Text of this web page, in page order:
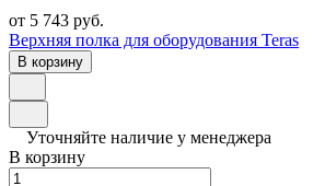
от 5 743 руб.
Верхняя полка для оборудования Teras
В корзину
Уточняйте наличие у менеджера
В корзину